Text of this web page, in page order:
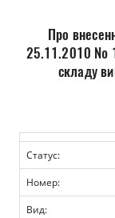
Про
25.11.2010 №
складу
Статус:
Номер:
Вид: